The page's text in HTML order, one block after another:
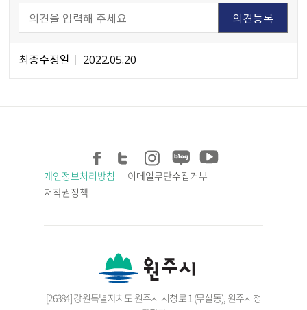
최종수정일 2022.05.20
개인정보처리방침
이메일무단수집거부
저작권정책
[26384] 강원특별자치도 원주시 시청로 1 (무실동), 원주시청